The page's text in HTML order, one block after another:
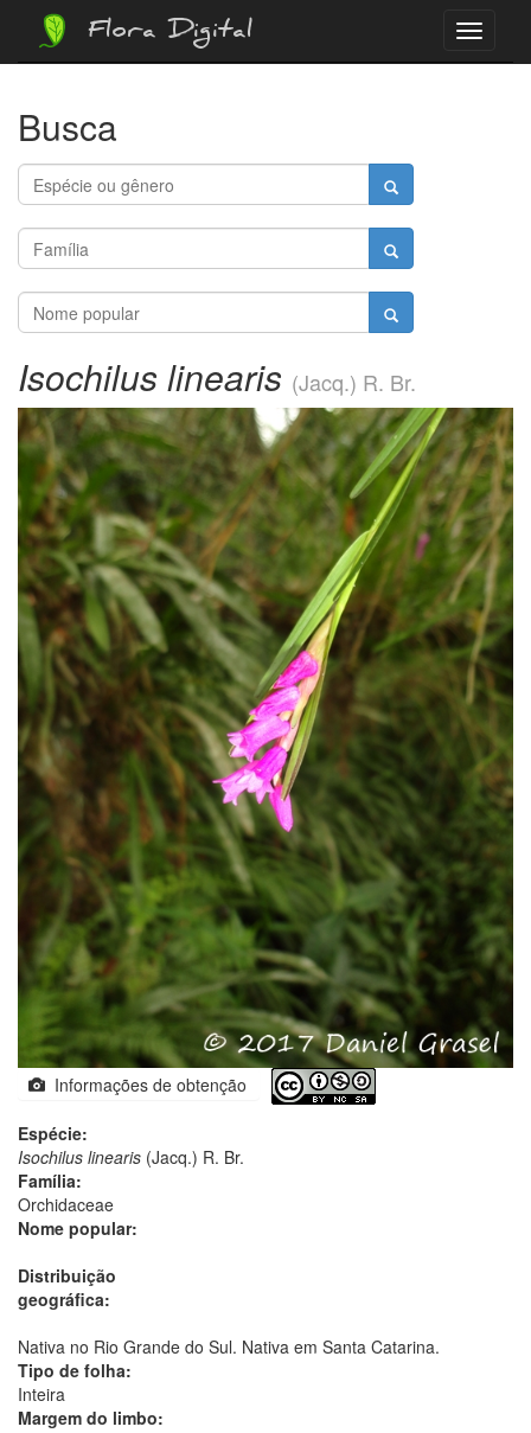
Menu
Flora Digital
Busca
Isochilus linearis (Jacq.) R. Br.
Informações de obtenção
Espécie:
Isochilus linearis (Jacq.) R. Br.
Família:
Orchidaceae
Nome popular:
Distribuição
geográfica:
Nativa no Rio Grande do Sul. Nativa em Santa Catarina.
Tipo de folha:
Inteira
Margem do limbo: